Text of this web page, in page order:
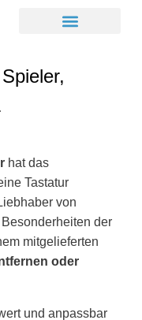
hat das
Tastatur
von
der
mitgelieferten
oder